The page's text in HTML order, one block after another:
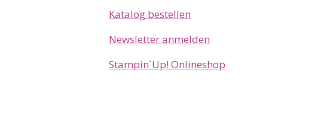
Katalog bestellen
Newsletter anmelden
Stampin`Up! Onlineshop